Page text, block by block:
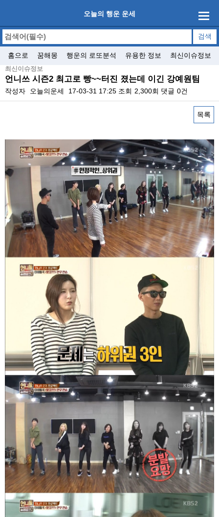
오늘의 행운 운세
홈으로 꿈해몽 행운의 로또분석 유용한 정보 최신이슈정보
최신이슈정보
언니쓰 시즌2 최고로 빵~~터진 졌는데 이긴 강예원팀
작성자 오늘의운세 17-03-31 17:25 조회 2,300회 댓글 0건
목록
본문